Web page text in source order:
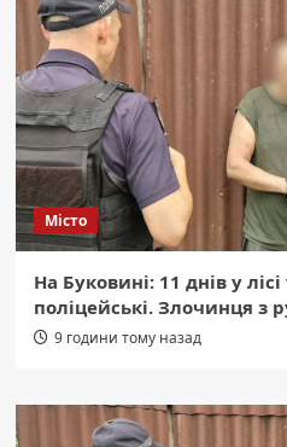
Місто
На Буковині: 11 днів у
поліцейські. Злочинця
9 години тому назад